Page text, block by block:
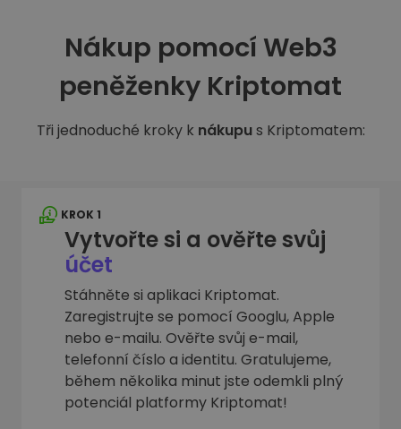
Nákup pomocí Web3
peněženky Kriptomat
Tři jednoduché kroky k nákupus Kriptomatem:
KROK 1
Vytvořte si a ověřte svůj
účet
Stáhněte si aplikaci Kriptomat.
Zaregistrujte se pomocí Googlu, Apple
nebo e-mailu. Ověřte svůj e-mail,
telefonní číslo a identitu. Gratulujeme,
během několika minut jste odemkli plný
potenciál platformy Kriptomat!